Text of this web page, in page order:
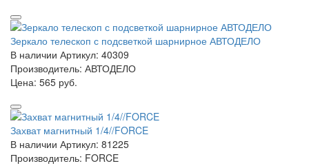
Зеркало телескоп с подсветкой шарнирное АВТОДЕЛО
В наличии Артикул: 40309
Производитель: АВТОДЕЛО
Цена: 565 руб.
Захват магнитный 1/4//FORCE
В наличии Артикул: 81225
Производитель: FORCE